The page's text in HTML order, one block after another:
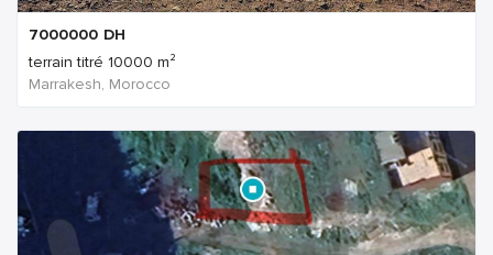
7000000 DH
terrain titré 10000 m²
Marrakesh, Morocco